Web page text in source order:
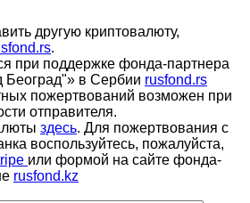
другую криптовалюту,
.
при поддержке фонда-партнера
в Сербии rusfond.rs
пожертвований возможен при
отправителя.
здесь. Для пожертвования с
воспользуйтесь, пожалуйста,
или формой на сайте фонда-
rusfond.kz